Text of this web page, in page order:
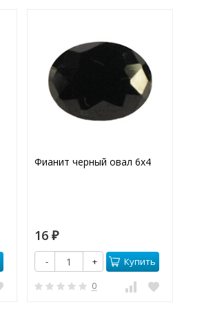
Фианит черный овал 6х4
16 ₽
- + Купить
0